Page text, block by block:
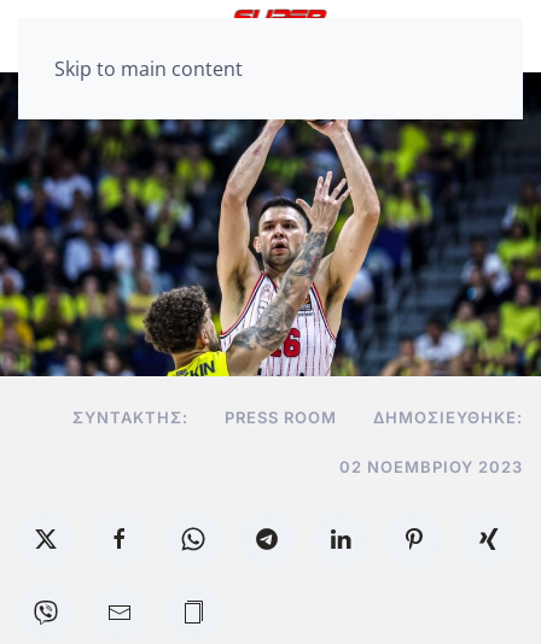
Skip to main content
ΣΥΝΤΆΚΤΗΣ: PRESS ROOM ΔΗΜΟΣΙΕΎΘΗΚΕ:
02 ΝΟΕΜΒΡΊΟΥ 2023